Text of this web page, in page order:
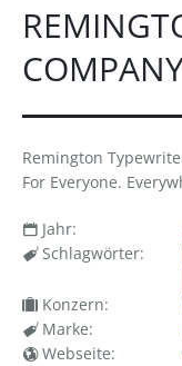
Remington
For Everyone.
Jahr:
Schlagwörter:
Konzern:
Marke:
Webseite: